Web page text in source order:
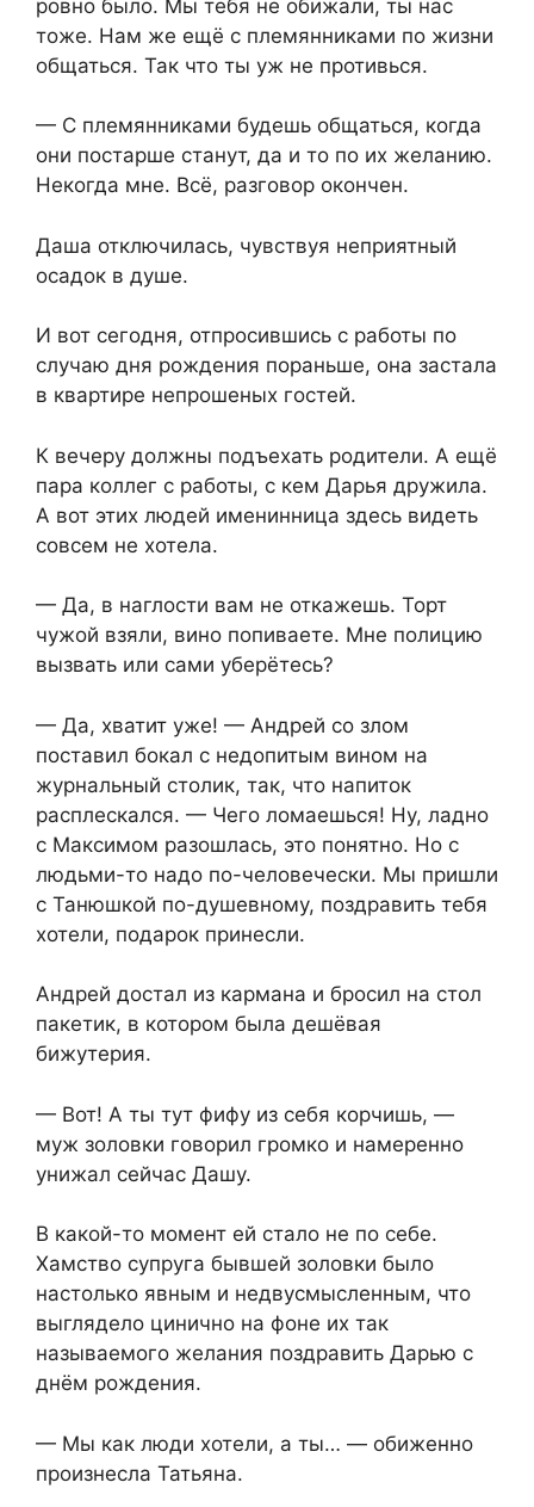
ровно было. Мы тебя не обижали, ты нас
тоже. Нам же ещё с племянниками по жизни
общаться. Так что ты уж не противься.
— С племянниками будешь общаться, когда
они постарше станут, да и то по их желанию.
Некогда мне. Всё, разговор окончен.
Даша отключилась, чувствуя неприятный
осадок в душе.
И вот сегодня, отпросившись с работы по
случаю дня рождения пораньше, она застала
в квартире непрошеных гостей.
К вечеру должны подъехать родители. А ещё
пара коллег с работы, с кем Дарья дружила.
А вот этих людей именинница здесь видеть
совсем не хотела.
— Да, в наглости вам не откажешь. Торт
чужой взяли, вино попиваете. Мне полицию
вызвать или сами уберётесь?
— Да, хватит уже! — Андрей со злом
поставил бокал с недопитым вином на
журнальный столик, так, что напиток
расплескался. — Чего ломаешься! Ну, ладно
с Максимом разошлась, это понятно. Но с
людьми-то надо по-человечески. Мы пришли
с Танюшкой по-душевному, поздравить тебя
хотели, подарок принесли.
Андрей достал из кармана и бросил на стол
пакетик, в котором была дешёвая
бижутерия.
— Вот! А ты тут фифу из себя корчишь, —
муж золовки говорил громко и намеренно
унижал сейчас Дашу.
В какой-то момент ей стало не по себе.
Хамство супруга бывшей золовки было
настолько явным и недвусмысленным, что
выглядело цинично на фоне их так
называемого желания поздравить Дарью с
днём рождения.
— Мы как люди хотели, а ты… — обиженно
произнесла Татьяна.